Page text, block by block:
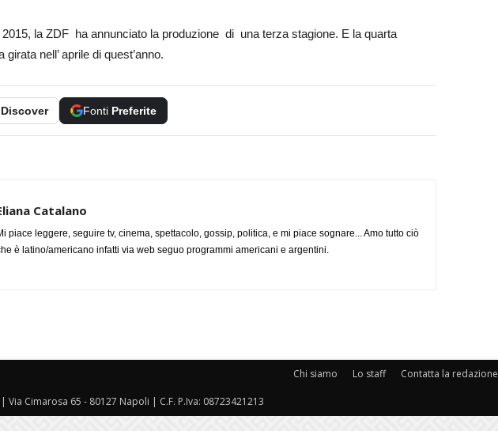
la ZDF ha annunciato la produzione di una terza stagione. E la quarta
nell’ aprile di quest’anno.
Discover Fonti Preferite
Catalano
piace leggere, seguire tv, cinema, spettacolo, gossip, politica, e mi piace sognare... Amo tutto ciò
è latino/americano infatti via web seguo programmi americani e argentini.
Chi siamo Lo staff Contatta la redazione
Via Cimarosa 65 - 80127 Napoli | C.F. P.Iva: 08723421213